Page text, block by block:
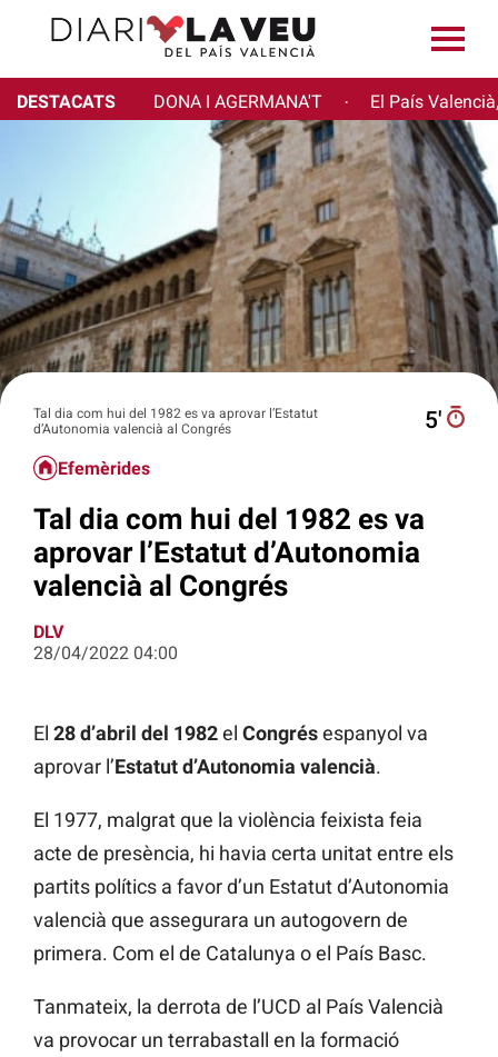
DESTACATS DONA I AGERMANA'T · El País
Tal dia com hui del 1982 es va aprovar l’Estatut
d’Autonomia valencià al Congrés
5′
Efemèrides
Tal dia com hui del 1982 es va
aprovar l’Estatut d’Autonomia
valencià al Congrés
DLV
28/04/2022 04:00
El 28 d’abril del 1982el Congrésespanyol va
aprovar l’Estatut d’Autonomia valencià.
El 1977, malgrat que la violència feixista feia
acte de presència, hi havia certa unitat entre els
partits polítics a favor d’un Estatut d’Autonomia
valencià que assegurara un autogovern de
primera. Com el de Catalunya o el País Basc.
Tanmateix, la derrota de l’UCD al País Valencià
va provocar un terrabastall en la formació